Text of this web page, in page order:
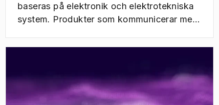
baseras på elektronik och elektrotekniska
system. Produkter som kommunicerar med
självkörande fordon, energilagring i form
som vindkraft och solkraft är bara några
exempel på områden där elektroingenjörer
har en viktig roll. Den här utbildningen är